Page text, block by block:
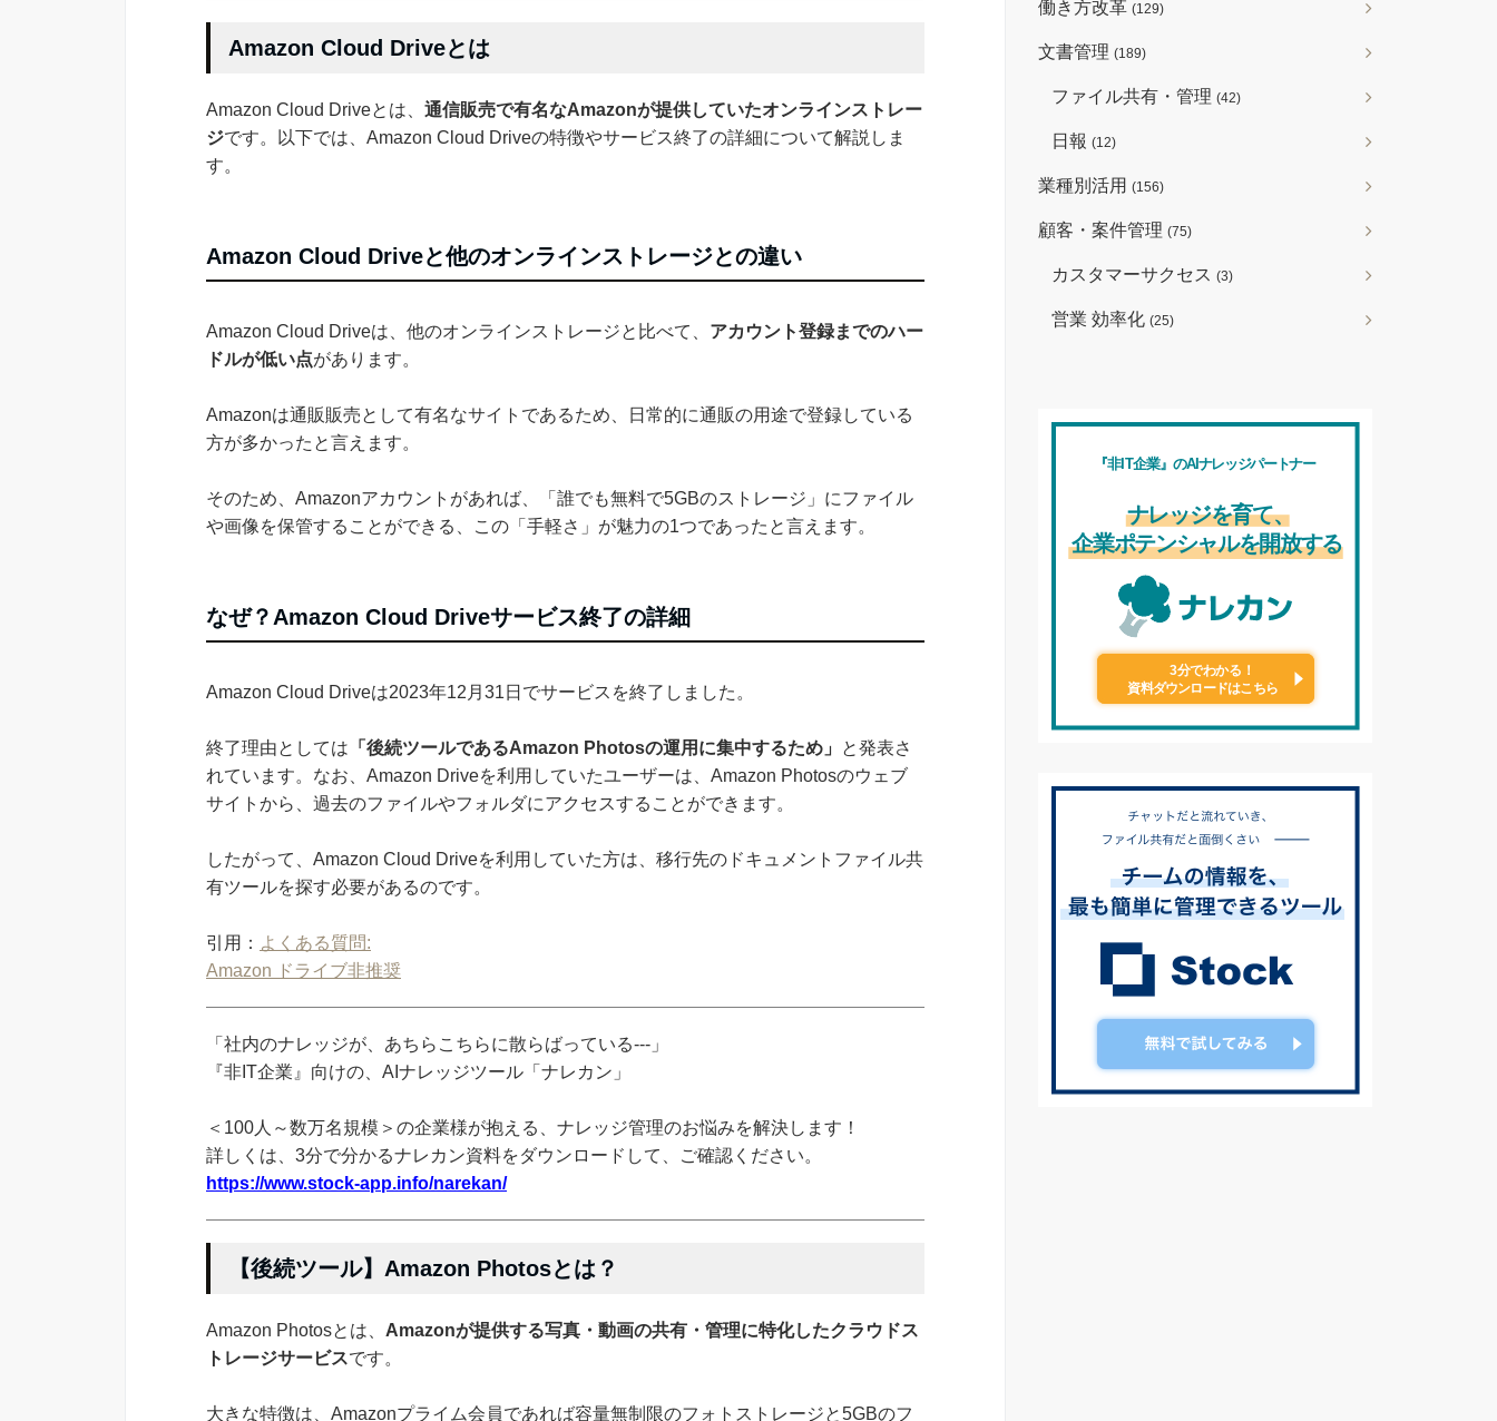
Amazon Cloud Driveとは
Amazon Cloud Driveとは、 通信販売で有名なAmazonが提供していたオンラインストレー
ジです。以下では、Amazon Cloud Driveの特徴やサービス終了の詳細について解説しま
す。
Amazon Cloud Driveと他のオンラインストレージとの違い
Amazon Cloud Driveは、他のオンラインストレージと比べて、 アカウント登録までのハー
ドルが低い点があります。
Amazonは通販販売として有名なサイトであるため、日常的に通販の用途で登録している
方が多かったと言えます。
そのため、Amazonアカウントがあれば、「誰でも無料で5GBのストレージ」にファイル
や画像を保管することができる、この「手軽さ」が魅力の1つであったと言えます。
なぜ？Amazon Cloud Driveサービス終了の詳細
Amazon Cloud Driveは2023年12月31日でサービスを終了しました。
終了理由としては 「後続ツールであるAmazon Photosの運用に集中するため」
と発表さ
れています。なお、Amazon Driveを利用していたユーザーは、Amazon Photosのウェブ
サイトから、過去のファイルやフォルダにアクセスすることができます。
したがって、Amazon Cloud Driveを利用していた方は、移行先のドキュメントファイル共
有ツールを探す必要があるのです。
引用： よくある質問:
Amazon ドライブ非推奨
「社内のナレッジが、あちらこちらに散らばっている---」
『非IT企業』向けの、AIナレッジツール「ナレカン」
＜100人～数万名規模＞の企業様が抱える、ナレッジ管理のお悩みを解決します！
詳しくは、3分で分かるナレカン資料をダウンロードして、ご確認ください。
https://www.stock-app.info/narekan/
【後続ツール】Amazon Photosとは？
Amazon Photosとは、 Amazonが提供する写真・動画の共有・管理に特化したクラウドス
トレージサービスです。
大きな特徴は、Amazonプライム会員であれば容量無制限のフォトストレージと5GBのフ
働き方改革 (129)
文書管理 (189)
ファイル共有・管理 (42)
日報 (12)
業種別活用 (156)
顧客・案件管理 (75)
カスタマーサクセス (3)
営業 効率化 (25)